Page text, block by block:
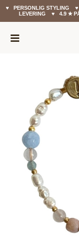
♥ PERSONLIG STYLING ♥
LEVERING ♥ 4.9 ✭